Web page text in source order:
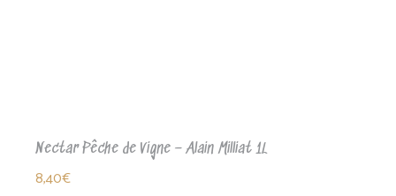
Nectar Pêche de Vigne – Alain Milliat 1L
8,40€